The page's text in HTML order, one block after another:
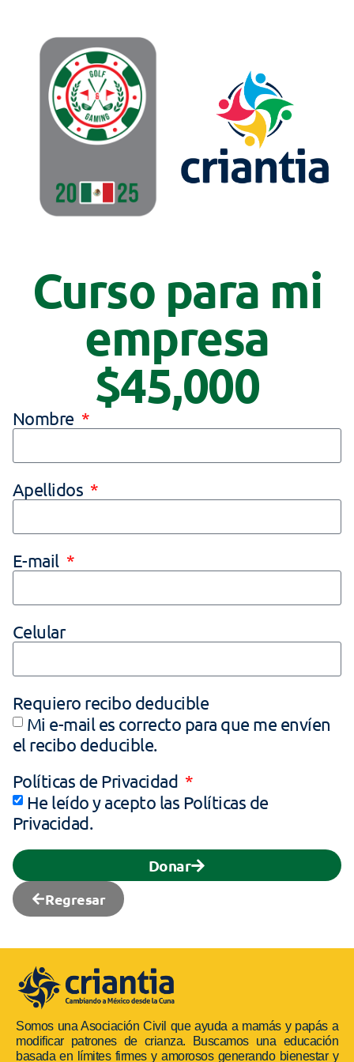
Curso para mi
empresa
$45,000
Nombre
Apellidos
E-mail
Celular
Requiero recibo deducible
Mi e-mail es correcto para que me envíen
el recibo deducible.
Políticas de Privacidad
He leído y acepto las Políticas de
Privacidad.
Donar
Regresar
Somos una Asociación Civil que ayuda a mamás y papás a
modificar patrones de crianza. Buscamos una educación
basada en límites firmes y amorosos generando bienestar y